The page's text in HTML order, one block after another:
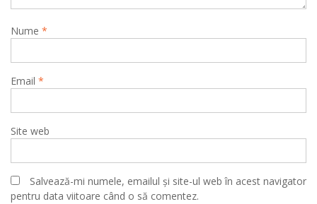
Nume *
Email *
Site web
Salvează-mi numele, emailul și site-ul web în acest navigator
pentru data viitoare când o să comentez.